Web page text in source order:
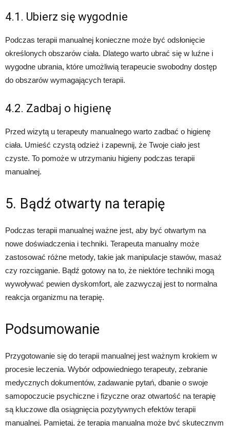
4.1. Ubierz się wygodnie
Podczas terapii manualnej konieczne może być odsłonięcie
określonych obszarów ciała. Dlatego warto ubrać się w luźne i
wygodne ubrania, które umożliwią terapeucie swobodny dostęp
do obszarów wymagających terapii.
4.2. Zadbaj o higienę
Przed wizytą u terapeuty manualnego warto zadbać o higienę
ciała. Umieść czystą odzież i zapewnij, że Twoje ciało jest
czyste. To pomoże w utrzymaniu higieny podczas terapii
manualnej.
5. Bądź otwarty na terapię
Podczas terapii manualnej ważne jest, aby być otwartym na
nowe doświadczenia i techniki. Terapeuta manualny może
zastosować różne metody, takie jak manipulacje stawów, masaż
czy rozciąganie. Bądź gotowy na to, że niektóre techniki mogą
wywoływać pewien dyskomfort, ale zazwyczaj jest to normalna
reakcja organizmu na terapię.
Podsumowanie
Przygotowanie się do terapii manualnej jest ważnym krokiem w
procesie leczenia. Wybór odpowiedniego terapeuty, zebranie
medycznych dokumentów, zadawanie pytań, dbanie o swoje
samopoczucie psychiczne i fizyczne oraz otwartość na terapię
są kluczowe dla osiągnięcia pozytywnych efektów terapii
manualnej. Pamiętaj, że terapia manualna może być skutecznym